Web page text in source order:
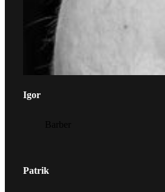
Igor
Patrik